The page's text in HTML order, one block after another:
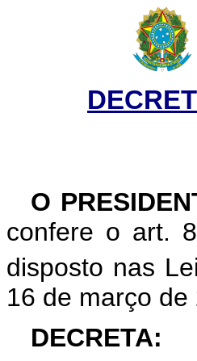
O
confere o art.
disposto nas
16 de março de
DECRETA: